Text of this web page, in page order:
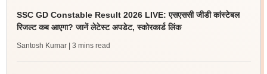
SSC GD Constable Result 2026 LIVE: एसएससी जीडी कांस्टेबल
रिजल्ट कब आएगा? जानें लेटेस्ट अपडेट, स्कोरकार्ड लिंक
Santosh Kumar | 3 mins read